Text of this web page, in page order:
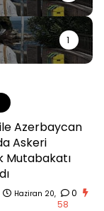
1
Azerbaycan
Askeri
Mutabakatı
Haziran 20,
0
58